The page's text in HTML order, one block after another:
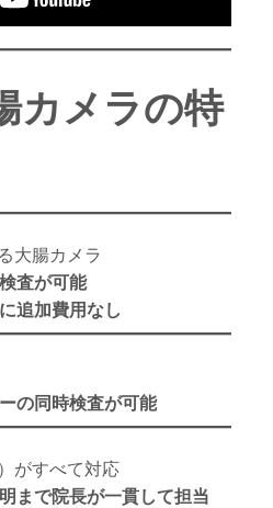
カメラの特
大腸カメラ
査が可能
追加費用なし
の同時検査が可能
がすべて対応
まで院長が一貫して担当